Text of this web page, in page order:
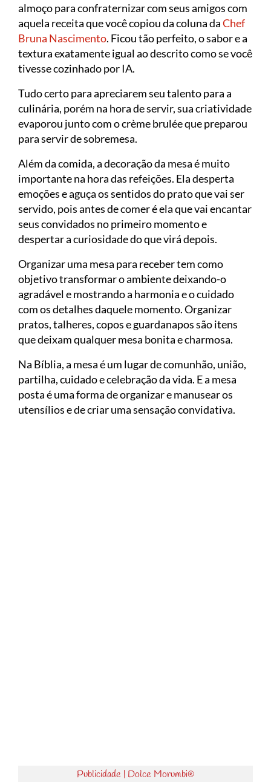
almoço para confraternizar com seus amigos com
aquela receita que você copiou da coluna daChef
Bruna Nascimento. Ficou tão perfeito, o sabor e a
textura exatamente igual ao descrito como se você
tivesse cozinhado por IA.
Tudo certo para apreciarem seu talento para a
culinária, porém na hora de servir, sua criatividade
evaporou junto com o crème brulée que preparou
para servir de sobremesa.
Além da comida, a decoração da mesa é muito
importante na hora das refeições. Ela desperta
emoções e aguça os sentidos do prato que vai ser
servido, pois antes de comer é ela que vai encantar
seus convidados no primeiro momento e
despertar a curiosidade do que virá depois.
Organizar uma mesa para receber tem como
objetivo transformar o ambiente deixando-o
agradável e mostrando a harmonia e o cuidado
com os detalhes daquele momento. Organizar
pratos, talheres, copos e guardanapos são itens
que deixam qualquer mesa bonita e charmosa.
Na Bíblia, a mesa é um lugar de comunhão, união,
partilha, cuidado e celebração da vida. E a mesa
posta é uma forma de organizar e manusear os
utensílios e de criar uma sensação convidativa.
Publicidade | Dolce Morumbi®